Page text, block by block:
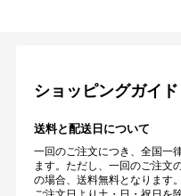
ショッピングガイド
送料と配送日について
一回のご注文につき、全国一
ます。ただし、一回のご注文
の場合、送料無料となります。